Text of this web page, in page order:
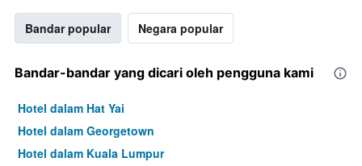
Bandar popular Negara popular
Bandar-bandar yang dicari oleh pengguna kami
Hotel dalam Hat Yai
Hotel dalam Georgetown
Hotel dalam Kuala Lumpur